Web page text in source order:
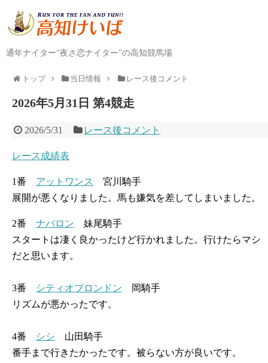
通年ナイター“夜さ恋ナイター”の高知競馬場
トップ 当日情報 レース後コメント
2026年5月31日 第4競走
2026/5/31 レース後コメント
レース成績表
1番 アットワンス
宮川騎手
展開が悪くなりました。馬も嫌気を差してしまいました。
2番 ナバロン 妹尾騎手
スタートは凄く良かったけど行かれました。行けたらマシ
だと思います。
3番 シティオブロンドン 岡騎手
リズムが悪かったです。
4番 シシ 山田騎手
番手まで行きたかったです。被らない方が良いです。